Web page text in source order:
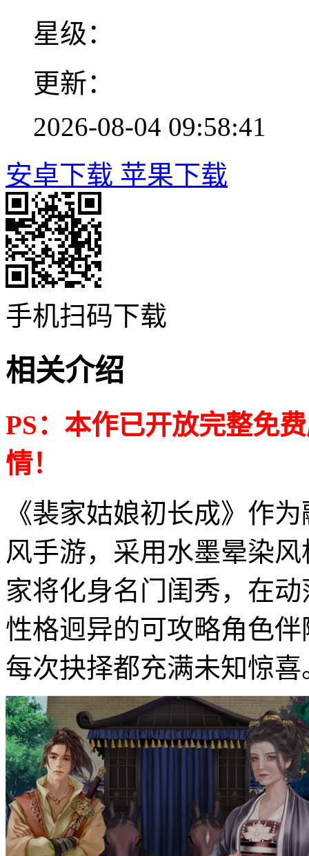
星级：
更新：
2026-08-04 09:58:41
安卓下载 苹果下载
手机扫码下载
相关介绍
PS：本作已开放完整免
情！
《裴家姑娘初长成》作
风手游，采用水墨晕染
家将化身名门闺秀，在
性格迥异的可攻略角色
每次抉择都充满未知惊喜